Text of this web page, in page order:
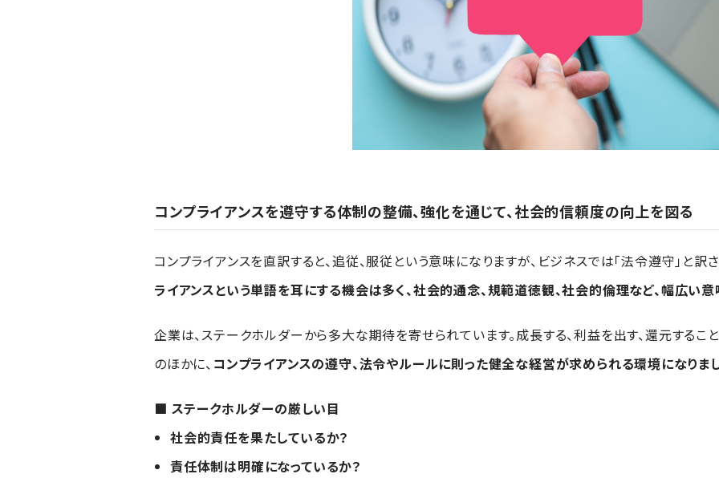
コンプライアンスを遵守する体制の整備、強化を通じて、社会的信頼度の向上を図る
コンプライアンスを直訳すると、追従、服従という意味になりますが、ビジネスでは「法令遵守」と訳
ライアンスという単語を耳にする機会は多く、社会的通念、規範道徳観、社会的倫理など、幅広い意
企業は、ステークホルダーから多大な期待を寄せられています。成長する、利益を出す、還元するこ
のほかに、 コンプライアンスの遵守、法令やルールに則った健全な経営が求められる環境になりま
■ ステークホルダーの厳しい目
社会的責任を果たしているか？
責任体制は明確になっているか？